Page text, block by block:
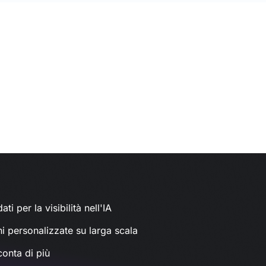
per la visibilità nell'IA
personalizzate su larga scala
di più